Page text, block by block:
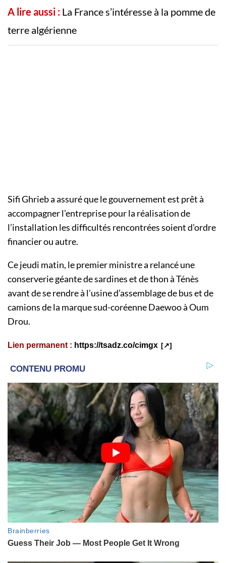
A lire aussi : La France s’intéresse à la pomme de
terre algérienne
Sifi Ghrieb a assuré que le gouvernement est prêt à
accompagner l’entreprise pour la réalisation de
l’installation les difficultés rencontrées soient d’ordre
financier ou autre.
Ce jeudi matin, le premier ministre a relancé une
conserverie géante de sardines et de thon à Ténès
avant de se rendre à l’usine d’assemblage de bus et de
camions de la marque sud-coréenne Daewoo à Oum
Drou.
Lien permanent : https://tsadz.co/cimgx